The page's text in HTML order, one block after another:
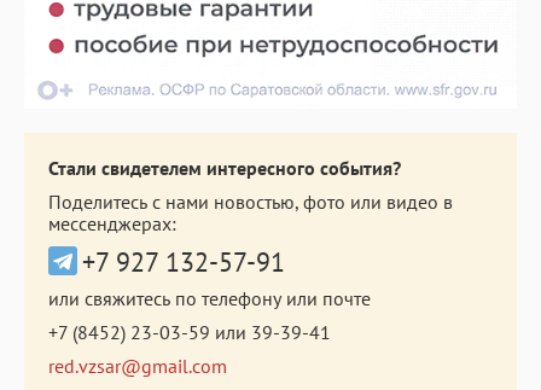
Стали свидетелем интересного события?
Поделитесь с нами новостью, фото или видео в
мессенджерах:
+7 927 132-57-91
или свяжитесь по телефону или почте
+7 (8452) 23-03-59 или 39-39-41
red.vzsar@gmail.com